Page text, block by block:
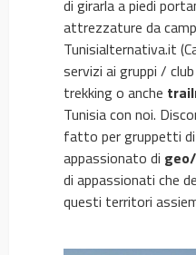
di girarla a piedi
attrezzature da
Tunisialternativa.it
servizi ai gruppi /
trekking o anche
Tunisia con noi.
fatto per gruppetti di
appassionato di
di appassionati che
questi territori